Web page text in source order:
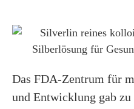
Das FDA-Zentrum für
und Entwicklung gab